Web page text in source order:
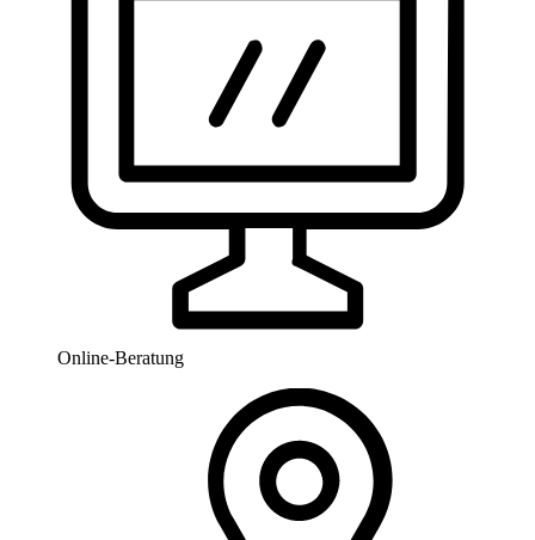
Online-Beratung